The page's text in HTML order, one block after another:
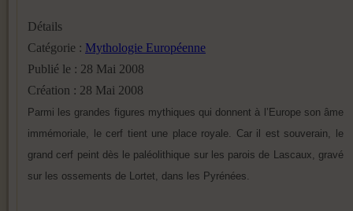
Détails
Catégorie : Mythologie Européenne
Publié le : 28 Mai 2008
Création : 28 Mai 2008
Parmi les grandes figures mythiques qui donnent à l’Europe son âme
immémoriale, le cerf tient une place royale. Car il est souverain, le
grand cerf peint dès le paléolithique sur les parois de Lascaux, gravé
sur les ossements de Lortet, dans les Pyrénées.